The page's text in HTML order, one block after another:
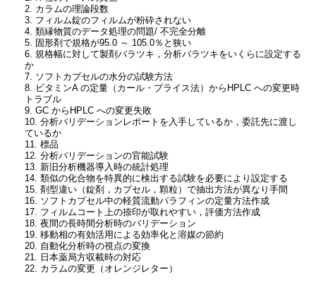
2. カラムの理論段数
3. フィルム錠のフィルムが粉砕されない
4. 類縁物質のデータ処理の問題/ 不完全分離
5. 固形剤で規格が95.0 ～ 105.0％と狭い
6. 規格幅に対して製剤バラツキ，分析バラツキをいくらに設定する
か
7. ソフトカプセルの水分の試験方法
8. ビタミンA の定量（カール・プライス法）からHPLC への変更時
トラブル
9. GC からHPLC への変更失敗
10. 分析バリデーションレポートを入手しているか，委託先に渡し
ているか
11. 標品
12. 分析バリデーションの官能試験
13. 新旧分析機器導入時の統計処理
14. 類似の化合物を特異的に検出する試験を必要により設定する
15. 剤型違い（錠剤，カプセル，顆粒）で抽出方法が異なり手間
16. ソフトカプセル中の軽質流動パラフィンの定量方法作成
17. フィルムコート上の捺印が取れやすい，評価方法作成
18. 夜間の長時間分析時のバリデーション
19. 移動相の有効活用による効率化と溶媒の節約
20. 自動化分析時の視点の変換
21. 日本薬局方収載時の対応
22. カラムの変更（オレンジレター）